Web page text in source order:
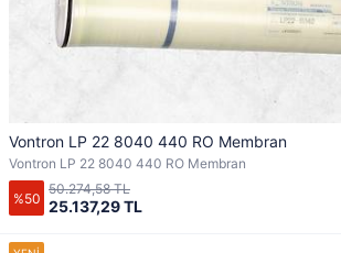
Vontron LP 22 8040 440 RO Membran
Vontron LP 22 8040 440 RO Membran
%50 25.137,29 TL
50.274,58 TL